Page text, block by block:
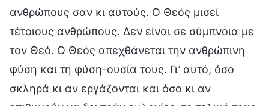
ανθρώπους σαν κι αυτούς. Ο Θεός μισεί
τέτοιους ανθρώπους. Δεν είναι σε σύμπνοια με
τον Θεό. Ο Θεός απεχθάνεται την ανθρώπινη
φύση και τη φύση-ουσία τους. Γι’ αυτό, όσο
σκληρά κι αν εργάζονται και όσο κι αν